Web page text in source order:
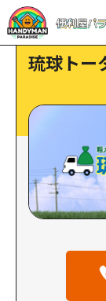
便利屋パラダイス
琉球トー